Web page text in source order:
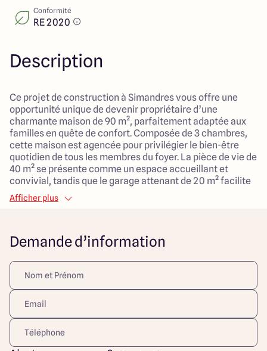
Conformité
RE 2020
Description
Ce projet de construction à Simandres vous offre une
opportunité unique de devenir propriétaire d’une
charmante maison de 90 m², parfaitement adaptée aux
familles en quête de confort. Composée de 3 chambres,
cette maison est agencée pour privilégier le bien-être
quotidien de tous les membres du foyer. La pièce de vie de
40 m² se présente comme un espace accueillant et
convivial, tandis que le garage attenant de 20 m² facilite
le stationnement et le rangement avec un accès direct à
la maison.
propriété à construire bénéficie d'un environnement
à l'épanouissement des enfants. À proximité, vous
trouverez l'école primaire, une crèche, des espaces verts
et des commerces, le tout dans un cadre tranquille et
agréable.
Ce projet de construction allie modernité et style
traditionnel, vous permettant de jouir d’un cadre de vie
harmonieux, tout en étant proche des commodités du
Afficher plus
Demande d’information